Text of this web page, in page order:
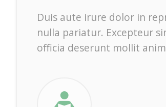
Duis aute irure dolor in
nulla pariatur. Excepteur
officia deserunt mollit